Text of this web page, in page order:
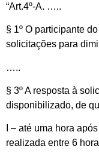
“Art.4º-A. …..
§ 1º O participante
solicitações para
…..
§ 3º A resposta à
disponibilizado, de
I – até uma hora
realizada entre 6